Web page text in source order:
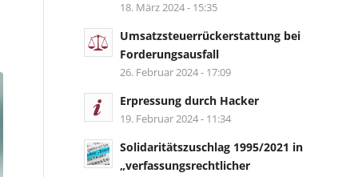
18. März 2024 - 15:35
Umsatzsteuerrückerstattung bei
Forderungsausfall
26. Februar 2024 - 17:09
Erpressung durch Hacker
19. Februar 2024 - 11:34
Solidaritätszuschlag 1995/2021 in
„verfassungsrechtlicher